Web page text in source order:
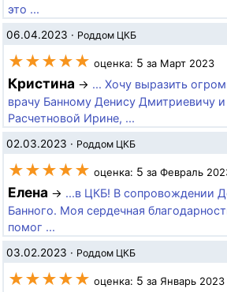
это ...
06.04.2023 · Роддом ЦКБ
★★★★★ оценка: 5 за Март 2023
Кристина → ... Хочу выразить
врачу Банному Денису Дмитриевичу
Расчетновой Ирине, ...
02.03.2023 · Роддом ЦКБ
★★★★★ оценка: 5 за Февраль
Елена → ...в ЦКБ! В сопровождении
Банного. Моя сердечная
помог ...
03.02.2023 · Роддом ЦКБ
★★★★★ оценка: 5 за Январь 2023